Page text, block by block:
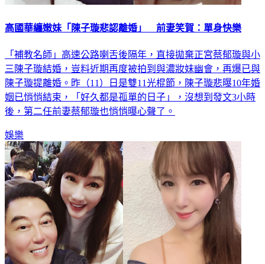
高國華纏嫩妹「陳子璇悲認離婚」 前妻笑賀：單身快樂
「補教名師」高速公路喇舌後隔年，直接拋棄正宮蔡郁璇與小
三陳子璇結婚，豈料近期再度被拍到與濃妝妹幽會，再爆已與
陳子璇提離婚。昨（11）日是雙11光棍節，陳子璇悲曝10年婚
姻已悄悄結束，「好久都是孤單的日子」，沒想到發文3小時
後，第二任前妻蔡郁璇也悄悄曝心聲了。
娛樂